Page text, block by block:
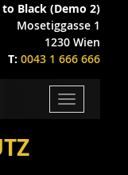
to Black (Demo 2)
Mosetiggasse 1
1230 Wien
T: 0043 1 666 666
Toggle
navigation